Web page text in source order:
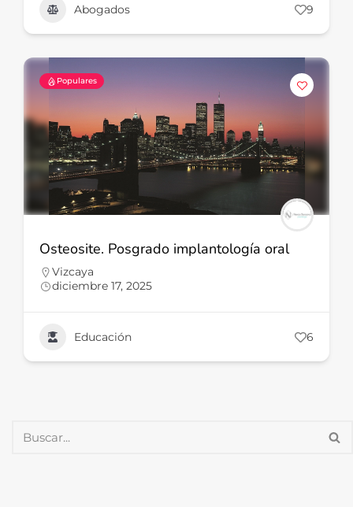
Abogados 9
Populares
Osteosite. Posgrado implantología oral
Vizcaya
diciembre 17, 2025
Educación 6